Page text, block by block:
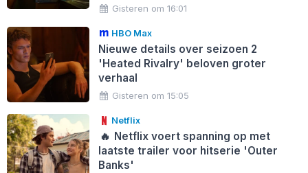
Gisteren om 16:01
HBO Max
Nieuwe details over seizoen 2
'Heated Rivalry' beloven groter
verhaal
Gisteren om 15:05
Netflix
🔥 Netflix voert spanning op met
laatste trailer voor hitserie 'Outer
Banks'